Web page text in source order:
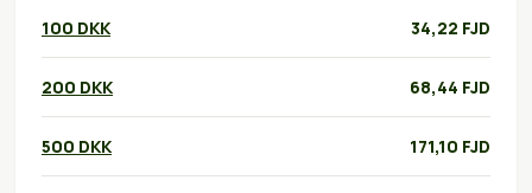
100 DKK 34,22 FJD
200 DKK 68,44 FJD
500 DKK 171,10 FJD